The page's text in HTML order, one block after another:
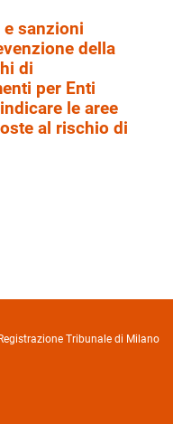
sanzioni
della
di
per Enti
le aree
al rischio di
Tribunale di Milano